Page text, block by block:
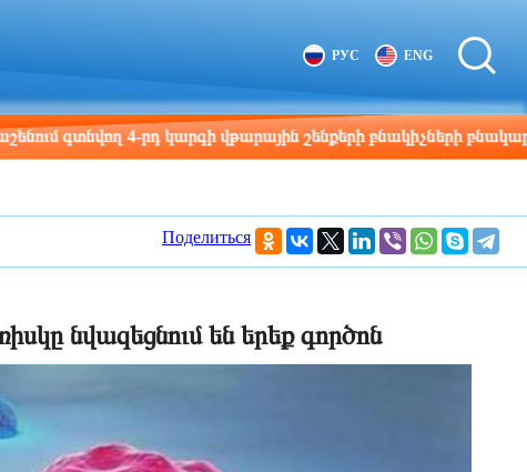
РУС ENG
4-րդ կարգի վթարային շենքերի բնակիչների բնակարանային
Поделиться
նվազեցնում են երեք գործոն